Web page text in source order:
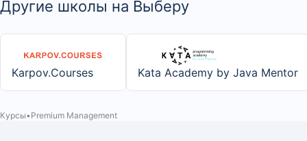
Другие школы на Выберу
Karpov.Courses Kata Academy by Java Mentor
Курсы Premium Management